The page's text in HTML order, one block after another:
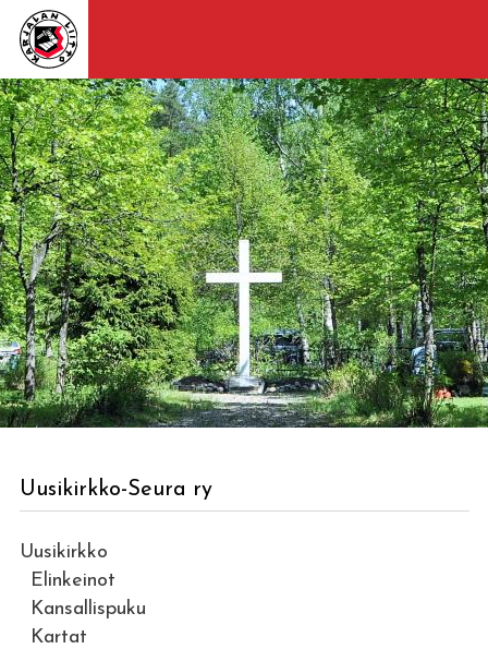
Uusikirkko-Seura ry
Uusikirkko
Elinkeinot
Kansallispuku
Kartat